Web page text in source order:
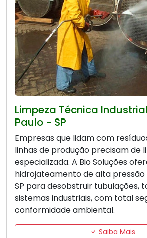
Limpeza Técnica
Paulo - SP
Empresas que lidam com
linhas de produção precisam de
especializada. A Bio Soluções
hidrojateamento de alta pressão
SP para desobstruir tubulações,
sistemas industriais, com total
conformidade ambiental.
Saiba Mais